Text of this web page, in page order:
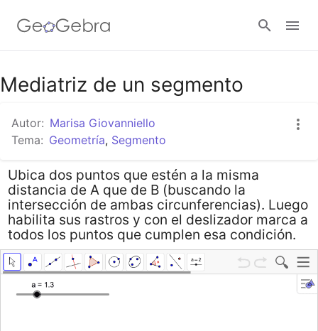
Google Classroom
GeoGebra Classroom
Abrir sesión
Mediatriz de un segmento
Autor: Marisa Giovanniello
Tema: Geometría, Segmento
Ubica dos puntos que estén a la misma
distancia de A que de B (buscando la
intersección de ambas circunferencias). Luego
habilita sus rastros y con el deslizador marca a
todos los puntos que cumplen esa condición.